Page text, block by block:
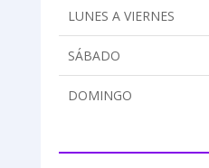
LUNES A VIERNES
SÁBADO
DOMINGO